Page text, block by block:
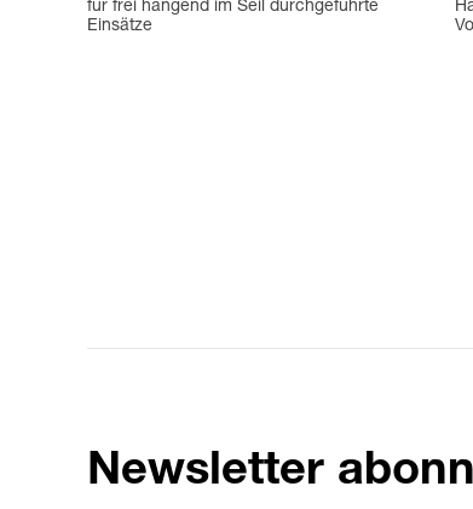
für frei hängend im Seil durchgeführte
Einsätze
Newsletter